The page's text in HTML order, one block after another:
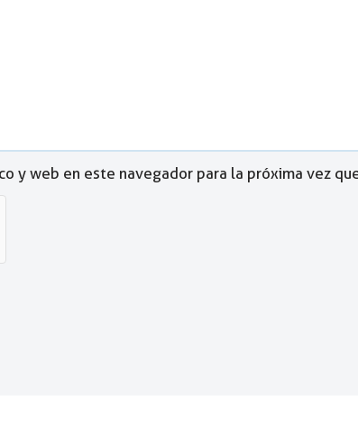
y web en este navegador para la próxima vez